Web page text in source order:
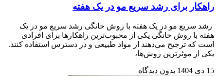
راهکار برای رشد سریع مو در یک هفته
رشد سریع مو در یک هفته با روش خانگی رشد سریع مو در یک
هفته با روش خانگی یکی از محبوب‌ترین راهکارها برای افرادی
است که ترجیح می‌دهند از مواد طبیعی و در دسترس استفاده کنند.
یکی از موثرترین روش‌ها،
15 دی 1404 بدون دیدگاه